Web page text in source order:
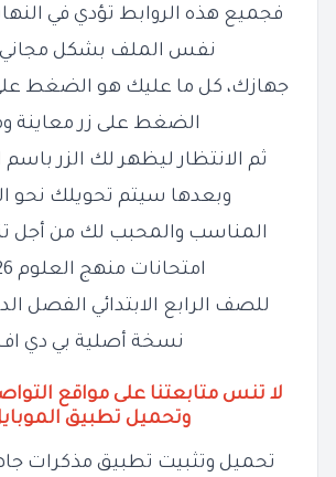
فجميع هذه الروابط تؤدي في
نفس الملف بشكل
جهازك، كل ما عليك هو الضغط
الضغط على زر معاينة
ثم الانتظار ليظهر لك الزر
وبعدها سيتم تحويلك نحو
المناسب والمحبب لك من أجل
امتحانات منهج العلوم 2026
للصف الرابع الابتدائي الفصل
نسخة أصلية بي دي
لا تنس متابعتنا على مواقع
وتحميل تطبيق
تحميل وتثبيت تطبيق مذكرات